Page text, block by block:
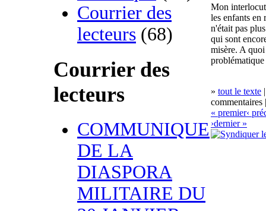
Courrier des
lecteurs (68)
Courrier des
lecteurs
COMMUNIQUE
DE LA
DIASPORA
MILITAIRE DU
Mon
les enfants en
n'était pas
qui sont
misère. A
» tout le texte
commentaires
« premier‹
›dernier »